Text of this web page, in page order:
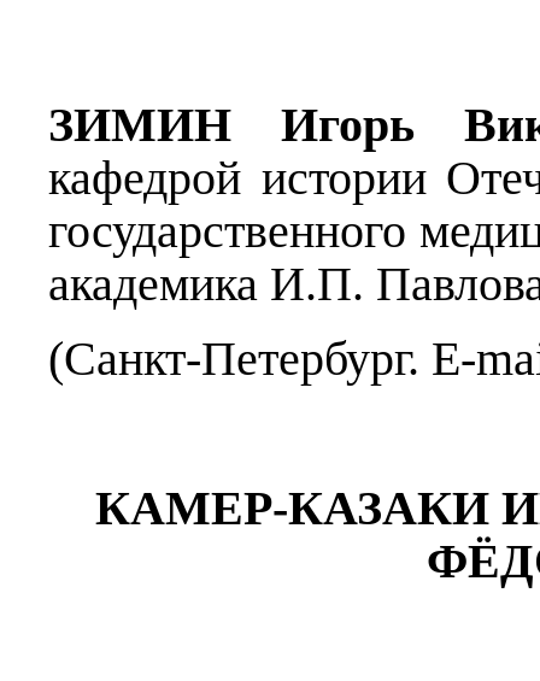
ЗИМИН Игорь
кафедрой истории
государственного
академика И.П.
(Санкт-Петербург. E-
КАМЕР-КАЗАКИ